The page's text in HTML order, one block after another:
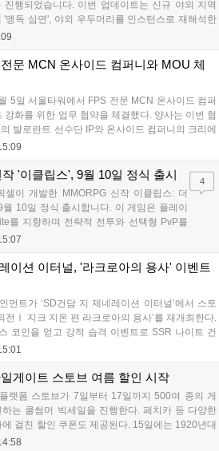
진행되었습니다. 이번 업데이트는 신규 야외 지역
'맹독 심연', 야외 우두머리를 인스턴스로 재해석한
발진은 하우징 시스템 개선 및 신화+ 던전 로테이
문 MCN 온사이드 컴퍼니와 MOU 체
5일 서울타워에서 FPS 전문 MCN 온사이드 컴퍼
강화를 위한 업무 협약을 체결했다. 양사는 이번 협
발로란트 선수단 IP와 온사이드 컴퍼니의 크리에
하여 정규 및 특별 콘텐츠를 공동 기획한다. 또한
램을 순차적으로 선보이며 e스포츠 생태계 확장에
'이클립스', 9월 10일 정식 출시
셀이 개발한 MMORPG 신작 이클립스: 더
10일 정식 출시합니다. 이 게임은 플레이
를 지향하며 전략적 전투와 선택형 PvP를
공식 홈페이지와 앱 마켓에서 사전등록을
널 추가 시 주차별 스페셜 쿠폰과 한정 스
성한 혜택을 마련해 이용자들의 기대를 모
4
이션 이터널, '라크로아의 용사' 이벤트
먼트가 ‘SD건담 지 제네레이션 이터널’에서 스토
전Ⅰ 지크 지온 편 라크로아의 용사’를 재개최한다.
코인을 얻고 강적 습격 이벤트로 SSR 나이트 건
로그인 보너스로 최대 다이아 3,000개를 지급하며,
30일까지 공식 유튜브에서 특별 프로그램을 시청
게이트 스토브 여름 할인 시작
랫폼 스토브가 7일부터 17일까지 500여 종의 게
는 쿨썸머 빅세일을 진행한다. 페치카 등 다양한
걸친 할인 쿠폰도 제공된다. 15일에는 1920년대
의 신문이 출시되며, 15일부터 17일까지는 국내